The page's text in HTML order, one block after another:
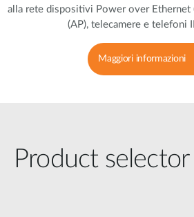
alla rete dispositivi Power over Ethernet
(AP), telecamere e telefoni
Maggiori informazioni
Product selector